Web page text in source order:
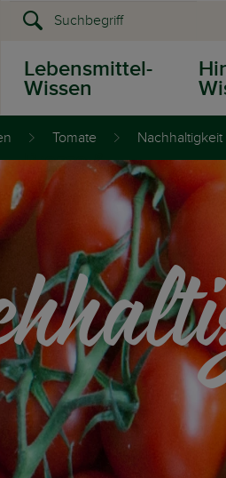
Lebensmittel-
Wissen
Presse &
Events
Tomate Nachhaltigkeit